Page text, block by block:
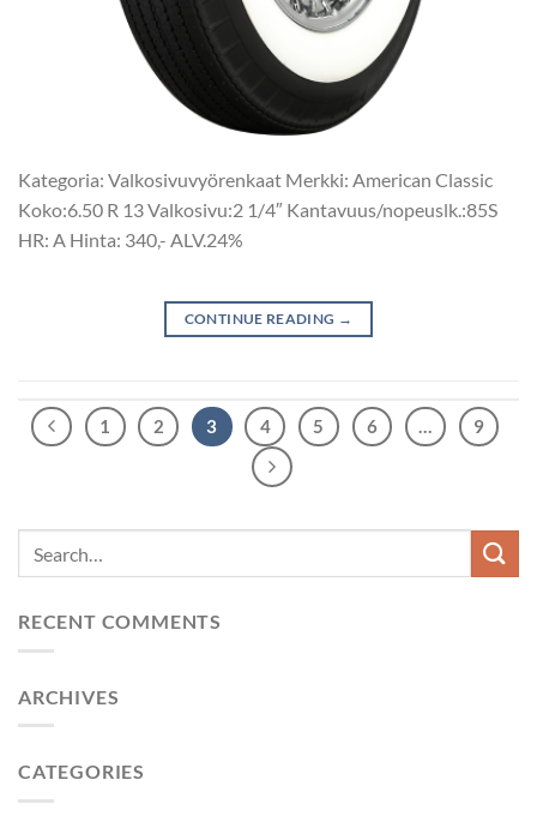
Kategoria: Valkosivuvyörenkaat Merkki: American Classic
Koko:6.50 R 13 Valkosivu:2 1/4″ Kantavuus/nopeuslk.:85S
HR: A Hinta: 340,- ALV.24%
CONTINUE READING →
1 2 3 4 5 6 … 9
RECENT COMMENTS
ARCHIVES
CATEGORIES